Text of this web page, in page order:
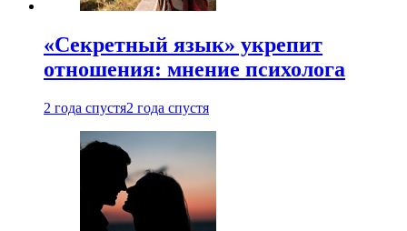
«Секретный язык» укрепит
отношения: мнение психолога
2 года спустя2 года спустя